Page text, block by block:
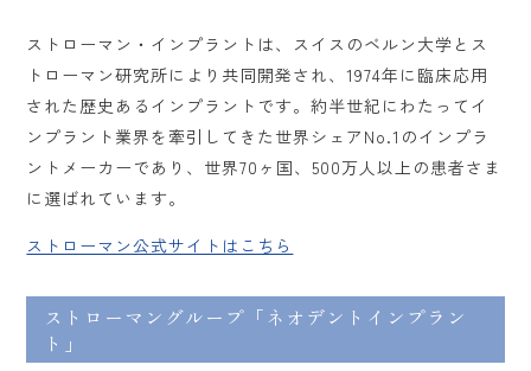
ストローマン・インプラントは、スイスのベルン大学とス
トローマン研究所により共同開発され、1974年に臨床応用
された歴史あるインプラントです。約半世紀にわたってイ
ンプラント業界を牽引してきた世界シェアNo.1のインプラ
ントメーカーであり、世界70ヶ国、500万人以上の患者さま
に選ばれています。
ストローマン公式サイトはこちら
ストローマングループ「ネオデントインプラン
ト」